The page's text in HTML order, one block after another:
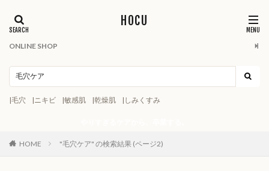
HOCU
ONLINE SHOP
|毛穴 |ニキビ |敏感肌 |乾燥肌 |しみくすみ
HOME "毛穴ケア" の検索結果 (ページ2)